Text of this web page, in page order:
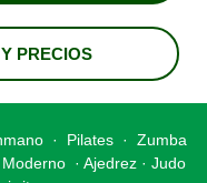
PRECIOS
· Pilates · Zumba
· Ajedrez· Judo